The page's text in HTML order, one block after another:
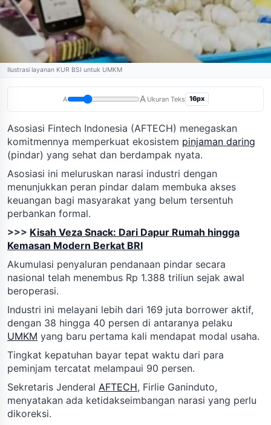
Ilustrasi layanan KUR BSI untuk UMKM
A A Ukuran Teks 16px
Asosiasi Fintech Indonesia (AFTECH) menegaskan
komitmennya memperkuat ekosistem pinjaman daring
(pindar) yang sehat dan berdampak nyata.
Asosiasi ini meluruskan narasi industri dengan
menunjukkan peran pindar dalam membuka akses
keuangan bagi masyarakat yang belum tersentuh
perbankan formal.
>>> Kisah Veza Snack: Dari Dapur Rumah hingga
Kemasan Modern Berkat BRI
Akumulasi penyaluran pendanaan pindar secara
nasional telah menembus Rp 1.388 triliun sejak awal
beroperasi.
Industri ini melayani lebih dari 169 juta borrower aktif,
dengan 38 hingga 40 persen di antaranya pelaku
UMKM yang baru pertama kali mendapat modal usaha.
Tingkat kepatuhan bayar tepat waktu dari para
peminjam tercatat melampaui 90 persen.
Sekretaris Jenderal AFTECH, Firlie Ganinduto,
menyatakan ada ketidakseimbangan narasi yang perlu
dikoreksi.